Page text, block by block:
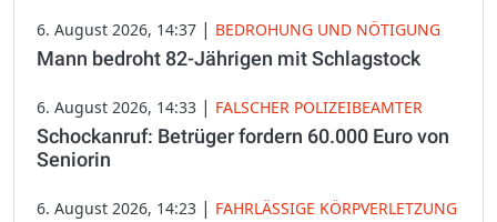
6. August 2026, 14:37 | BEDROHUNG UND NÖTIGUNG
Mann bedroht 82-Jährigen mit Schlagstock
6. August 2026, 14:33 | FALSCHER POLIZEIBEAMTER
Schockanruf: Betrüger fordern 60.000 Euro von
Seniorin
6. August 2026, 14:23 | FAHRLÄSSIGE KÖRPVERLETZUNG